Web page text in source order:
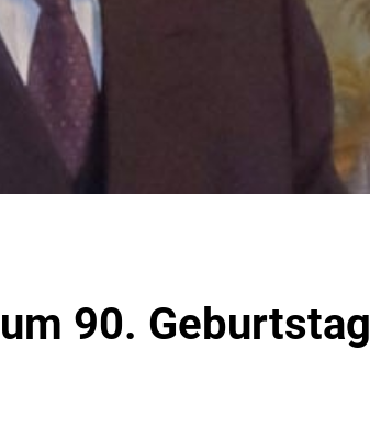
90. Geburtstag